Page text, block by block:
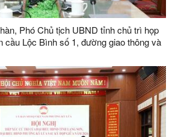
Phó Chủ tịch UBND tỉnh chủ trì họp
cầu Lộc Bình số 1, đường giao thông và